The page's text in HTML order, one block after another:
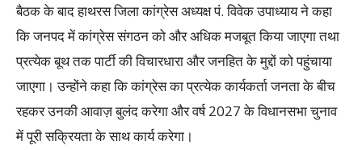
बैठक के बाद हाथरस जिला कांग्रेस अध्यक्ष पं. विवेक उपाध्याय ने कहा
कि जनपद में कांग्रेस संगठन को और अधिक मजबूत किया जाएगा तथा
प्रत्येक बूथ तक पार्टी की विचारधारा और जनहित के मुद्दों को पहुंचाया
जाएगा। उन्होंने कहा कि कांग्रेस का प्रत्येक कार्यकर्ता जनता के बीच
रहकर उनकी आवाज़ बुलंद करेगा और वर्ष 2027 के विधानसभा चुनाव
में पूरी सक्रियता के साथ कार्य करेगा।